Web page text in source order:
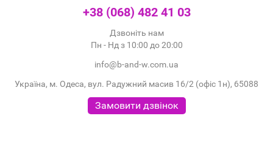
+38 (068) 482 41 03
Дзвоніть нам
Пн - Нд з 10:00 до 20:00
info@b-and-w.com.ua
Україна, м. Одеса, вул. Радужний масив 16/2 (офіс 1н), 65088
Замовити дзвінок